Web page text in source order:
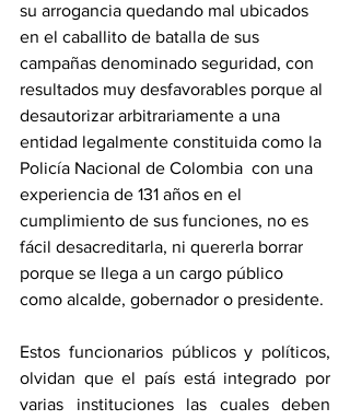
su arrogancia quedando mal ubicados
en el caballito de batalla de sus
campañas denominado seguridad, con
resultados muy desfavorables porque al
desautorizar arbitrariamente a una
entidad legalmente constituida como la
Policía Nacional de Colombia  con una
experiencia de 131 años en el
cumplimiento de sus funciones, no es
fácil desacreditarla, ni quererla borrar
porque se llega a un cargo público
como alcalde, gobernador o presidente.
Estos funcionarios públicos y políticos,
olvidan que el país está integrado por
varias instituciones las cuales deben